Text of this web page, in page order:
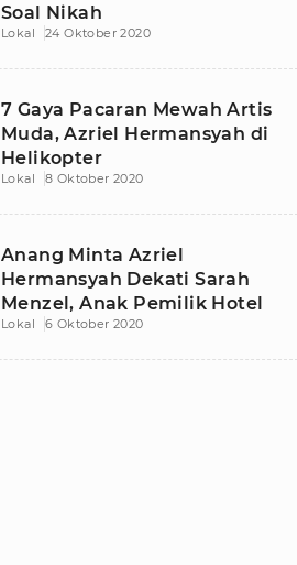
Soal Nikah
Lokal 24 Oktober 2020
7 Gaya Pacaran Mewah Artis
Muda, Azriel Hermansyah di
Helikopter
Lokal 8 Oktober 2020
Anang Minta Azriel
Hermansyah Dekati Sarah
Menzel, Anak Pemilik Hotel
Lokal 6 Oktober 2020